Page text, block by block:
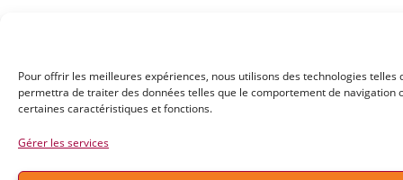
Pour offrir les meilleures expériences, nous utilisons des technologies
permettra de traiter des données telles que le comportement de
certaines caractéristiques et fonctions.
Gérer les services